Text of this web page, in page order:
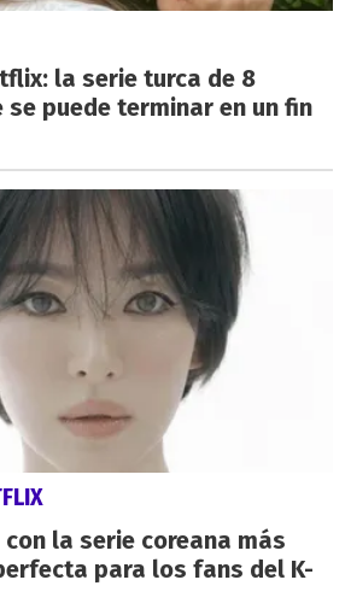
la serie turca de 8
puede terminar en un fin
la serie coreana más
para los fans del K-